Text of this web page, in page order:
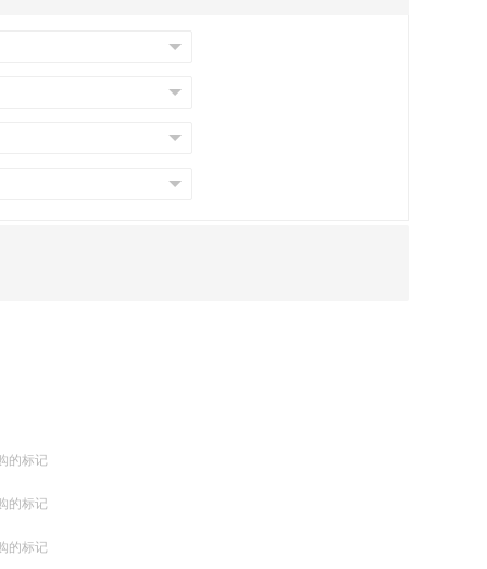
的标记
的标记
的标记